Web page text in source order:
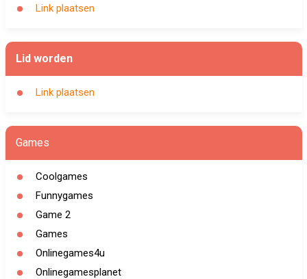
Link plaatsen
Lid worden
Link plaatsen
Games
Coolgames
Funnygames
Game 2
Games
Onlinegames4u
Onlinegamesplanet